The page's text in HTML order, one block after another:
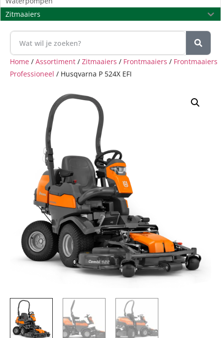
Zitmaaiers
Home / Assortiment / Zitmaaiers / Frontmaaiers / Frontmaaiers
Professioneel / Husqvarna P 524X EFI